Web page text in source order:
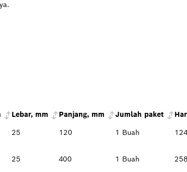
Lebar, mm Panjang, mm Jumlah paket
25 120 1 Buah
25 400 1 Buah